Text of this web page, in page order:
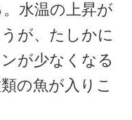
水温の上昇が
が、たしかに
が少なくなる
の魚が入りこ